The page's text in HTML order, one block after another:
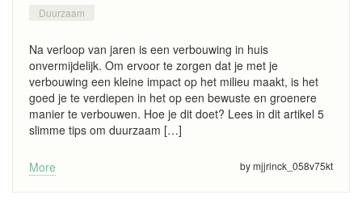
Duurzaam
Na verloop van jaren is een verbouwing in huis
onvermijdelijk. Om ervoor te zorgen dat je met je
verbouwing een kleine impact op het milieu maakt, is het
goed je te verdiepen in het op een bewuste en groenere
manier te verbouwen. Hoe je dit doet? Lees in dit artikel 5
slimme tips om duurzaam […]
More by mjjrinck_058v75kt